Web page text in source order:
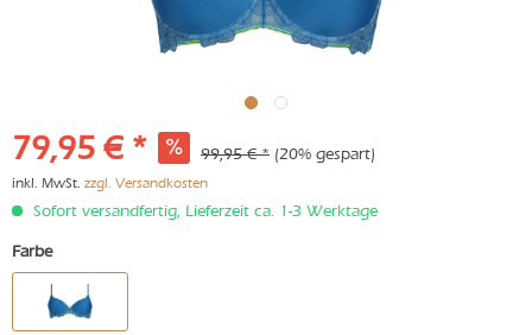
79,95 € * 99,95 € * (20% gespart)
inkl. MwSt. zzgl. Versandkosten
Sofort versandfertig, Lieferzeit ca. 1-3 Werktage
Farbe